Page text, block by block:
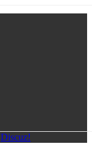
Discuz!